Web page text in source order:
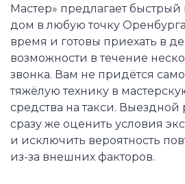
Мастер» предлагает быстрый
дом в любую точку
время и готовы приехать в
возможности в течение
звонка. Вам не придётся
тяжёлую технику в
средства на такси. Выездной
сразу же оценить условия
и исключить вероятность
из-за внешних факторов.